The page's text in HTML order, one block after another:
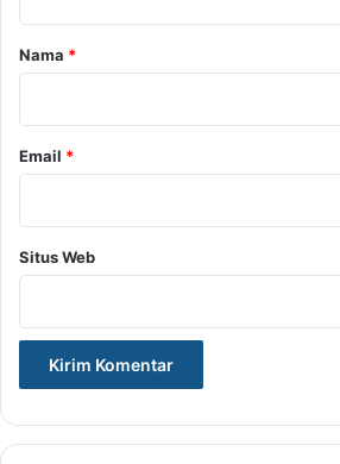
rNama *
Email *
Situs Web